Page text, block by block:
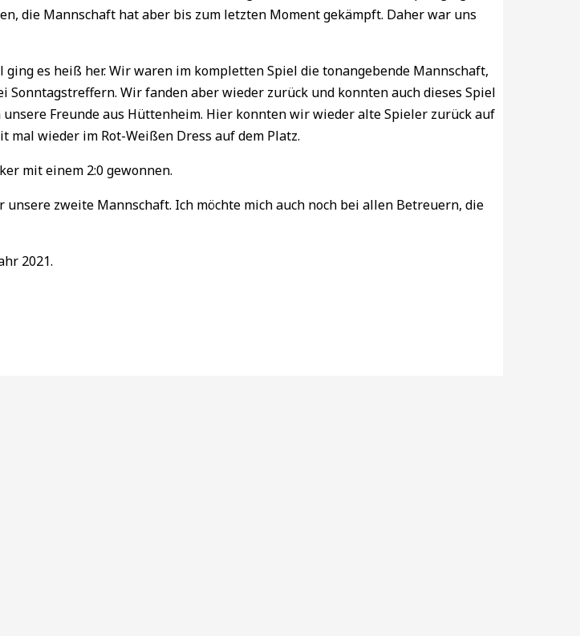
die Mannschaft hat aber bis zum letzten Moment gekämpft. Daher war uns
es heiß her. Wir waren im kompletten Spiel die tonangebende Mannschaft,
Sonntagstreffern. Wir fanden aber wieder zurück und konnten auch dieses Spiel
Freunde aus Hüttenheim. Hier konnten wir wieder alte Spieler zurück auf
mal wieder im Rot-Weißen Dress auf dem Platz.
mit einem 2:0 gewonnen.
zweite Mannschaft. Ich möchte mich auch noch bei allen Betreuern, die
2021.